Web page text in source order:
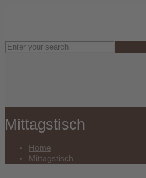
Mittagstisch
Home
Mittagstisch